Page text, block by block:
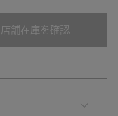
店舗在庫を確認